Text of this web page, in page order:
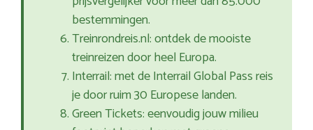
bestemmingen.
Treinrondreis.nl: ontdek de mooiste
treinreizen door heel Europa.
Interrail: met de Interrail Global Pass reis
je door ruim 30 Europese landen.
Green Tickets: eenvoudig jouw milieu